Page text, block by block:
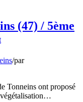
(47) / 5ème
/par
Tonneins ont proposé
végétalisation…